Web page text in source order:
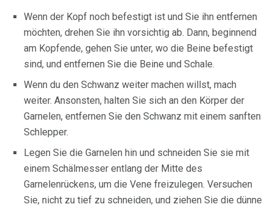
Wenn der Kopf noch befestigt ist und Sie ihn entfernen
möchten, drehen Sie ihn vorsichtig ab. Dann, beginnend
am Kopfende, gehen Sie unter, wo die Beine befestigt
sind, und entfernen Sie die Beine und Schale.
Wenn du den Schwanz weiter machen willst, mach
weiter. Ansonsten, halten Sie sich an den Körper der
Garnelen, entfernen Sie den Schwanz mit einem sanften
Schlepper.
Legen Sie die Garnelen hin und schneiden Sie sie mit
einem Schälmesser entlang der Mitte des
Garnelenrückens, um die Vene freizulegen. Versuchen
Sie, nicht zu tief zu schneiden, und ziehen Sie die dünne